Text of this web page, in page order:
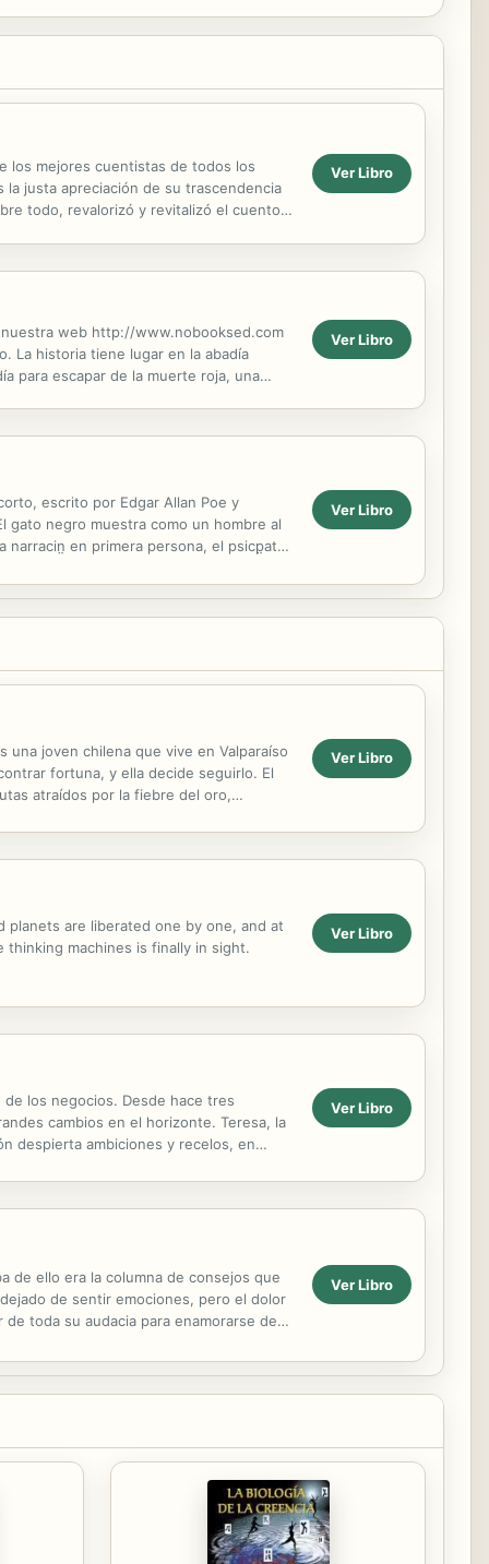
los mejores cuentistas de todos los
justa apreciación de su trascendencia
todo, revalorizó y revitalizó el cuento
Ver Libro
nuestra web http://www.nobooksed.com
La historia tiene lugar en la abadía
para escapar de la muerte roja, una
Ver Libro
escrito por Edgar Allan Poe y
gato negro muestra como un hombre al
narracin̤ en primera persona, el psicp̤ata
Ver Libro
una joven chilena que vive en Valparaíso
fortuna, y ella decide seguirlo. El
atraídos por la fiebre del oro,
Ver Libro
planets are liberated one by one, and at
machines is finally in sight.
Ver Libro
los negocios. Desde hace tres
cambios en el horizonte. Teresa, la
despierta ambiciones y recelos, en
Ver Libro
de ello era la columna de consejos que
de sentir emociones, pero el dolor
toda su audacia para enamorarse de
Ver Libro